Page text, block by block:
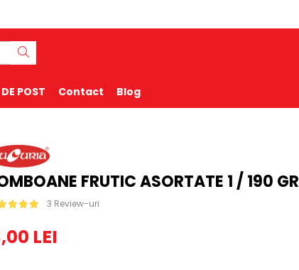
POST Contact Blog
FRUTIC ASORTATE 1 / 190 GR
3 Review-uri
LEI